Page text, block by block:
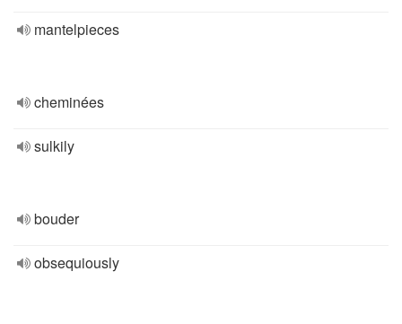
mantelpieces
cheminées
sulkily
bouder
obsequiously